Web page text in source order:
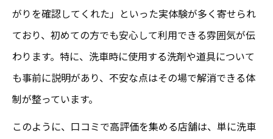
がりを確認してくれた」といった実体験が多く寄せられ
ており、初めての方でも安心して利用できる雰囲気が伝
わります。特に、洗車時に使用する洗剤や道具について
も事前に説明があり、不安な点はその場で解消できる体
制が整っています。
このように、口コミで高評価を集める店舗は、単に洗車